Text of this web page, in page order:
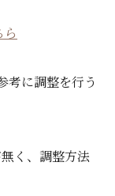
ら
考に調整を行う
く、調整方法